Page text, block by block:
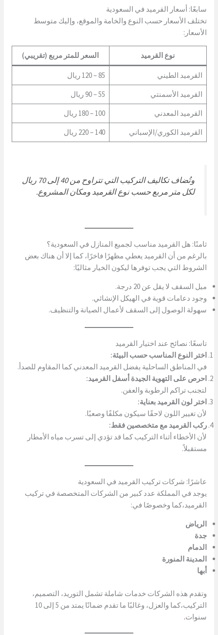
سابعًا: أسعار القرميد في السعودية
تختلف الأسعار حسب النوع والخامة والموقع، وإليك متوسط
الأسعار:
نوع القرميد السعر للمتر مربع (تقريبي)
القرميد الطيني 85 – 120 ريال
القرميد الأسمنتي 55 – 90 ريال
القرميد المعدني 100 – 180 ريال
القرميد الكوري/الإسباني 140 – 220 ريال
وتُضاف تكاليف التركيب التي تتراوح من 40 إلى 70 ريال
لكل متر مربع حسب نوع القرميد ومكان المشروع.
ثامنًا: هل القرميد مناسب لجميع المنازل في السعودية؟
بالرغم من أن القرميد يعطي مظهرًا فاخرًا، كما إلا أن هناك بعض
الشروط التي يجب توفرها ليكون الخيار مثاليًا:
ميل السقف لا يقل عن 20 درجة.
وجود دعامات قوية في الهيكل الإنشائي.
سهولة الوصول إلى السقف لأعمال الصيانة والتنظيف.
تاسعًا: نصائح عند اختيار القرميد
اختر النوع المناسب حسب البيئة:
في المناطق الساحلية يفضل القرميد المعدني كما المقاوم للصدأ.
احرص على التهوية الجيدة أسفل القرميد:
لتجنب تراكم الرطوبة والعفن.
اختر لون القرميد بعناية:
لأن تغيير اللون لاحقًا سيكون مكلفًا وصعبًا.
ركب القرميد مع متخصصين فقط:
لأن الأخطاء أثناء التركيب كما قد تؤدي إلى تسرب مياه الأمطار
مستقبلاً.
عاشرًا: شركات تركيب القرميد في السعودية
يوجد في المملكة عدد كبير من الشركات المتخصصة في تركيب
القرميد،كما وخصوصًا في:
الرياض
جدة
الدمام
المدينة المنورة
أبها
وتقدم هذه الشركات خدمات شاملة تشمل التوريد، التصميم،
التركيب،كما والعزل، وغالبًا ما تقدم ضمانًا يمتد من 5 إلى 10
سنوات.